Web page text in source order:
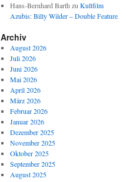
Hans-Bernhard Barth zu Kultfilm
Azubis: Billy Wilder – Double Feature
Archiv
August 2026
Juli 2026
Juni 2026
Mai 2026
April 2026
März 2026
Februar 2026
Januar 2026
Dezember 2025
November 2025
Oktober 2025
September 2025
August 2025